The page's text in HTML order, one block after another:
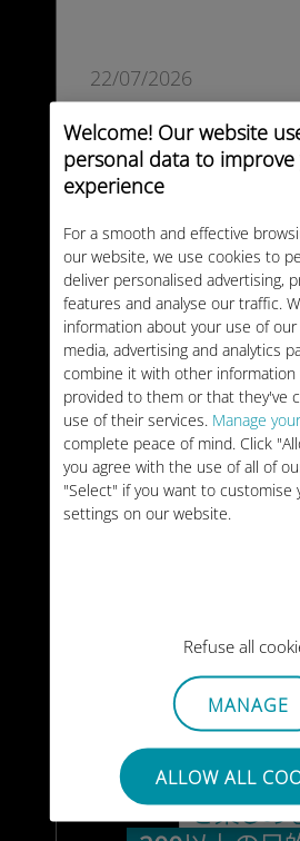
Welcome! Our website
personal data to improve
experience
For a smooth and effective
our website, we use cookies to
deliver personalised advertising,
features and analyse our traffic.
information about your use of
media, advertising and analytics
combine it with other information
provided to them or that they've
use of their services. Manage
complete peace of mind. Click
you agree with the use of all of
"Select" if you want to customise
settings on our website.
Refuse all
MANAGE
ALLOW ALL
22/07/2026
南アフリカを
のに最適な時